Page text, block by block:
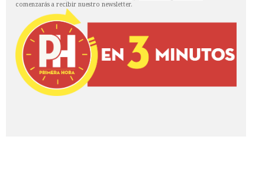
comenzarás a recibir nuestro newsletter.